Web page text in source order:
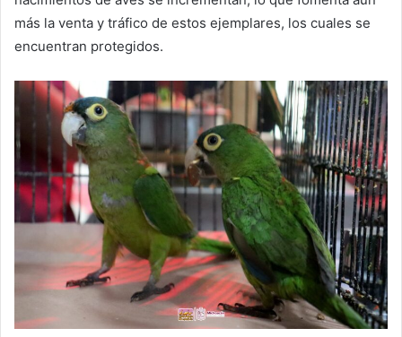
más la venta y tráfico de estos ejemplares, los cuales se
encuentran protegidos.